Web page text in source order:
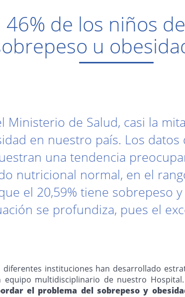
de los niños
u
de Salud, casi la
en nuestro país. Los
una tendencia
nutricional normal, en el
el 20,59% tiene sobrepeso
se profundiza, pues el
instituciones han desarrollado
multidisciplinario de nuestro
el problema del sobrepeso y